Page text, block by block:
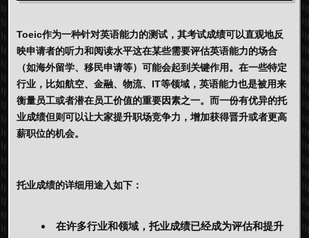
Toeic作为一种针对英语能力的测试，其考试成绩可以直观地反
映申请者的听力和阅读水平这在某些需要评估英语能力的场合
（如海外留学、移民申请等）可能会起到关键作用。在一些特定
行业，比如航空、金融、物流、IT等领域，英语能力也是被用来
衡量员工或者潜在员工价值的重要因素之一。而一份有优异的托
业成绩但则可以让大家提升职场竞争力，增加获得晋升或者更高
薪职位的机会。
托业成绩的详细用途入如下：
在许多行业和领域，托业成绩已经成为评估和提升